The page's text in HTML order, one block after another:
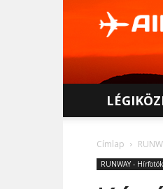
Címlap
RUNWAY -